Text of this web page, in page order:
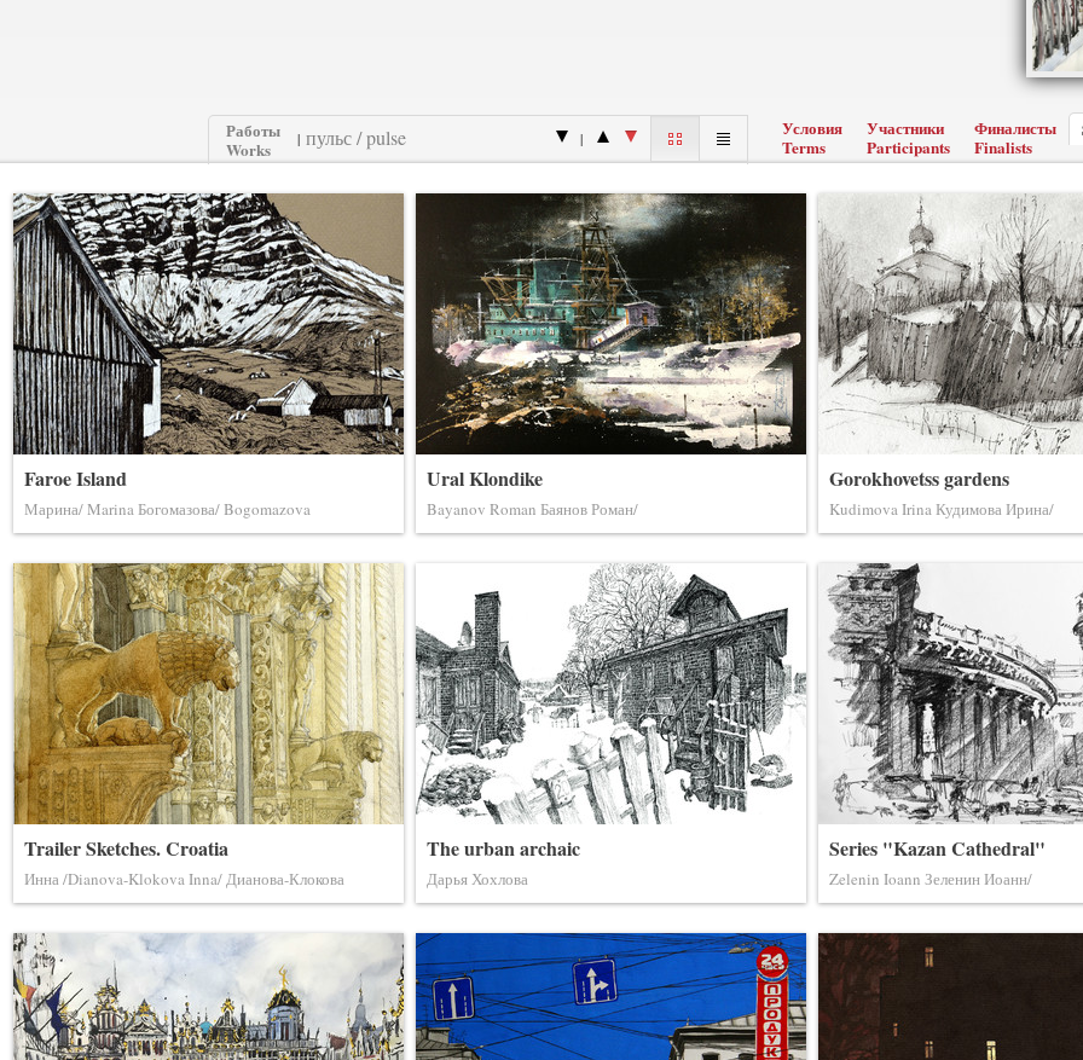
Работы
Works
| |
Условия
Terms
Участники
Participants
Финалисты
Finalists
Faroe Island
Марина/ Marina Богомазова/ Bogomazova
Ural Klondike
Bayanov Roman Баянов Роман/
Gorokhovetss gardens
Kudimova Irina Кудимова Ирина/
Trailer Sketches. Croatia
Инна /Dianova-Klokova Inna/ Дианова-Клокова
The urban archaic
Дарья Хохлова
Series "Kazan Cathedral"
Zelenin Ioann Зеленин Иоанн/